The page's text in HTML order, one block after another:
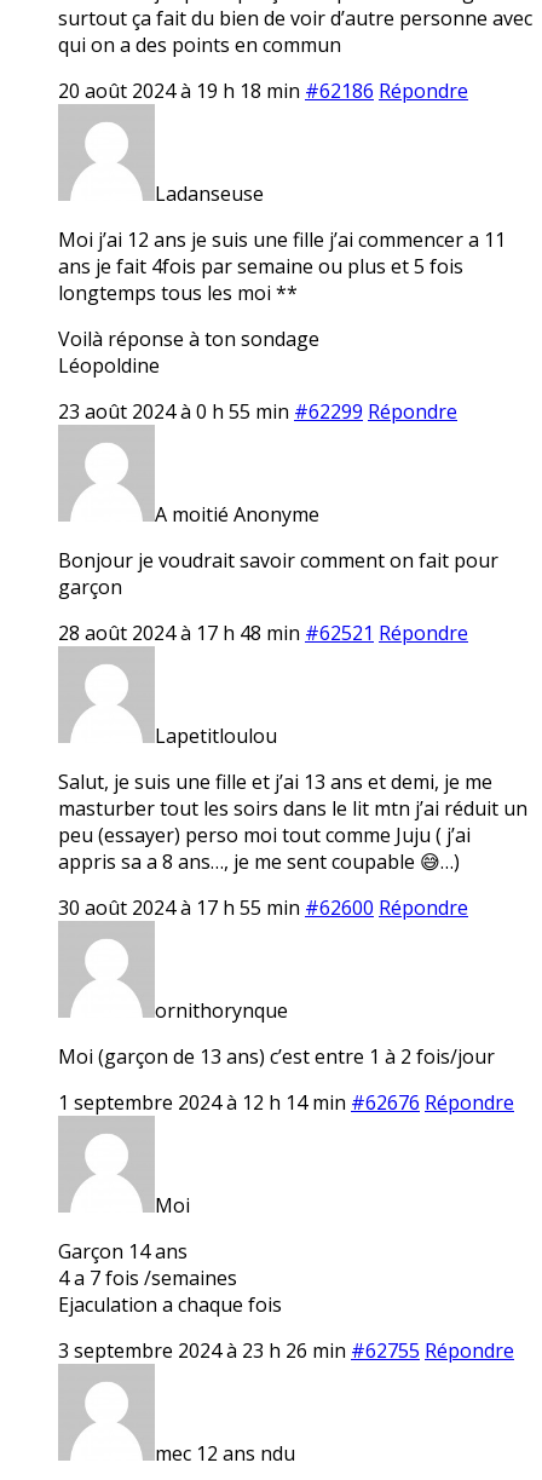
surtout ça fait du bien de voir d’autre personne avec
qui on a des points en commun
20 août 2024 à 19 h 18 min #62186 Répondre
Ladanseuse
Moi j’ai 12 ans je suis une fille j’ai commencer a 11
ans je fait 4fois par semaine ou plus et 5 fois
longtemps tous les moi **
Voilà réponse à ton sondage
Léopoldine
23 août 2024 à 0 h 55 min #62299 Répondre
A moitié Anonyme
Bonjour je voudrait savoir comment on fait pour
garçon
28 août 2024 à 17 h 48 min #62521 Répondre
Lapetitloulou
Salut, je suis une fille et j’ai 13 ans et demi, je me
masturber tout les soirs dans le lit mtn j’ai réduit un
peu (essayer) perso moi tout comme Juju ( j’ai
appris sa a 8 ans…, je me sent coupable 😅…)
30 août 2024 à 17 h 55 min #62600 Répondre
ornithorynque
Moi (garçon de 13 ans) c’est entre 1 à 2 fois/jour
1 septembre 2024 à 12 h 14 min #62676 Répondre
Moi
Garçon 14 ans
4 a 7 fois /semaines
Ejaculation a chaque fois
3 septembre 2024 à 23 h 26 min #62755 Répondre
mec 12 ans ndu